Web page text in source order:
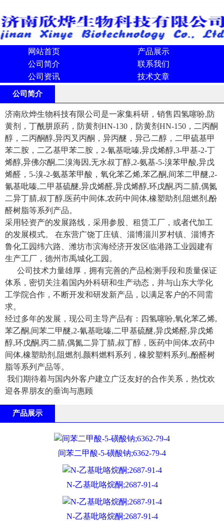
网站首页
产品展示
公司简介
联系我们
公司资讯
技术文章
公司简介
济南欣烨生物科技有限公司是一家集科研，销售四氢噻吩,防
黄剂，丁酰肼原药，防黄剂HN-130，防黄剂HN-150，二丙酮
醇，二丙酮醇,异丙叉丙酮，异丙醚，异己二醇，二甲硫基甲
苯二胺，二乙基甲苯二胺，2-氰基吡嗪,异戊烯醇,3-甲基-2-丁
烯醇,异佛尔酮,二溴海因,无水叔丁醇,2-氨基-5-溴苯甲酸,异戊
烯醛，5-溴-2-氨基苯甲酸，氧化苯乙烯,苯乙酮,间苯二甲醚,2-
氰基吡嗪,二甲基硫醚,异戊烯醛,异戊烯醇,环戊酮,丙二腈,偶氮
二异丁腈,叔丁醇,医药中间体,农药中间体,橡塑助剂,阻燃剂,酚
醛树脂等系列产品。
采用轻资产的发展路线，采用参股、租赁工厂，或者代加工
的发展模式。 在东营广饶丁庄镇、淄博淄川罗村镇、淄博齐
鲁化工园纬六路、潍坊市滨海经济开发区临港路工业园建有
生产工厂，德州市禹城化工园。
公司技术力量雄厚，拥有完善的产品检测手段和质量保证
体系，密切关注着国内外科研和生产动态，并与山东大学化
工学院合作，不断开发和研发新产品，以满足客户的不同需
求。
经过多年的发展，现公司主导产品有：四氢噻吩,氧化苯乙烯,
苯乙酮,间苯二甲醚,2-氰基吡嗪,二甲基硫醚,异戊烯醛,异戊烯
醇,环戊酮,丙二腈,偶氮二异丁腈,叔丁醇，医药中间体,农药中
间体,橡塑助剂,阻燃剂,颜料燃料系列，橡胶塑料系列,,酚醛树
脂等系列产品等。
我们期待着与国内外客户建立广泛友好的合作关系，热忱欢
迎各界朋友的垂询与惠顾
产品展示
间苯二甲酸-5-磺酸钠;6362-79-4
N-乙基吡咯烷酮;2687-91-4
N-乙基吡咯烷酮;2687-91-4